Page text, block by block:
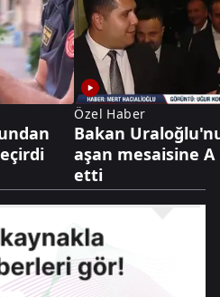
Özel Haber
Bakan
aşan mesaisine
etti